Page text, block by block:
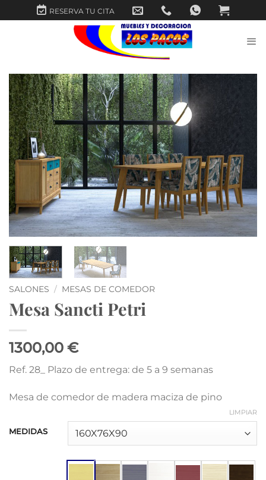
al
RESERVA TU CITA
SALONES / MESAS DE COMEDOR
Mesa Sancti Petri
1300,00 €
Ref. 28_ Plazo de entrega: de 5 a 9 semanas
Mesa de comedor de madera maciza de pino
MEDIDAS
LIMPIAR